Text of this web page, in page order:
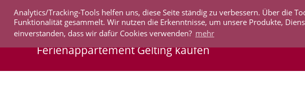
Analytics/Tracking-Tools helfen uns, diese Seite ständig zu verbessern. Über die
Funktionalität gesammelt. Wir nutzen die Erkenntnisse, um unsere Produkte,
einverstanden, dass wir dafür Cookies verwenden? mehr
IMMOBILIEN AKTUELLES
Ferienappartement Gelting kaufen